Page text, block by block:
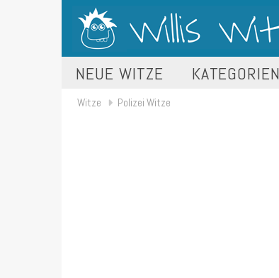
NEUE WITZE KATEGORIEN
Witze Polizei Witze